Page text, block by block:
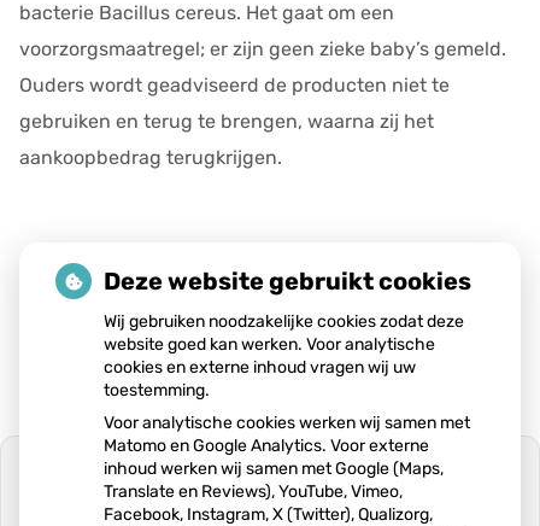
bacterie Bacillus cereus. Het gaat om een
voorzorgsmaatregel; er zijn geen zieke baby’s gemeld.
Ouders wordt geadviseerd de producten niet te
gebruiken en terug te brengen, waarna zij het
aankoopbedrag terugkrijgen.
Lees het hele artikel op:
Publicatiedatum:
06-01-2026
Deze website gebruikt cookies
Wij gebruiken noodzakelijke cookies zodat deze
website goed kan werken. Voor analytische
cookies en externe inhoud vragen wij uw
toestemming.
Voor analytische cookies werken wij samen met
Matomo en Google Analytics. Voor externe
inhoud werken wij samen met Google (Maps,
Translate en Reviews), YouTube, Vimeo,
Facebook, Instagram, X (Twitter), Qualizorg,